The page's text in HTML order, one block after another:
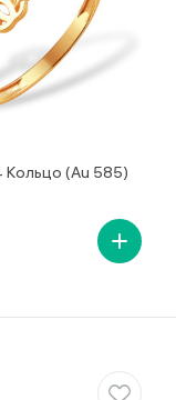
Кольцо (Au 585)